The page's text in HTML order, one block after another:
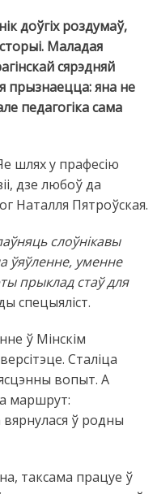
доўгіх роздумаў,
Маладая
сярэдняй
прызнаецца: яна не
педагогіка сама
шлях у прафесію
дзе любоў да
Наталля Пятроўская.
слоўнікавы
ўяўленне, уменне
прыклад стаў для
спецыяліст.
ў Мінскім
Сталіца
вопыт. А
маршрут:
ў родны
таксама працуе ў